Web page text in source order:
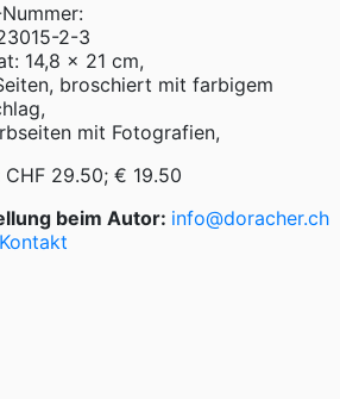
2-3
14,8 x 21 cm,
broschiert mit farbigem
mit Fotografien,
CHF 29.50; € 19.50
beim Autor: info@doracher.ch
Kontakt